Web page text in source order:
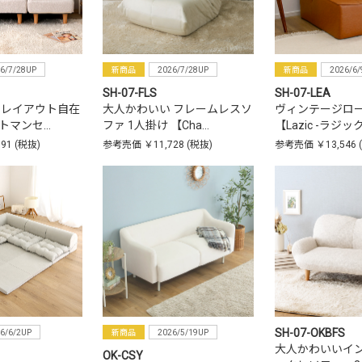
7/28UP
イアウト自在
マンセ…
(税抜)
新商品 2026/7/28UP
SH-07-FLS
大人かわいい フレームレスソ
ファ 1人掛け 【Cha…
参考売価 ￥11,728 (税抜)
新商品 2026/6/
SH-07-LEA
ヴィンテージロ
【Lazic -ラジッ
参考売価 ￥13,546
6/2UP 新商品 2026/5/19UP
OK-CSY
SH-07-OKBFS
大人かわいいイ